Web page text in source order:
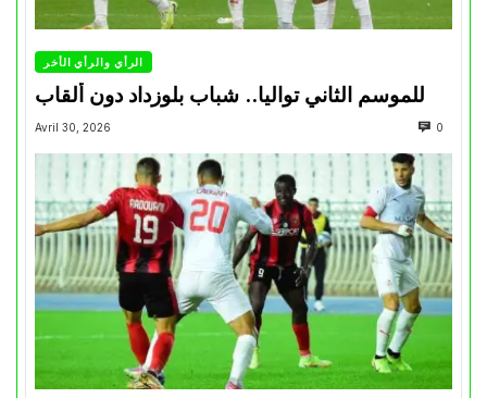
الرأي والرأي الأخر
للموسم الثاني تواليا.. شباب بلوزداد دون ألقاب
Avril 30, 2026 0